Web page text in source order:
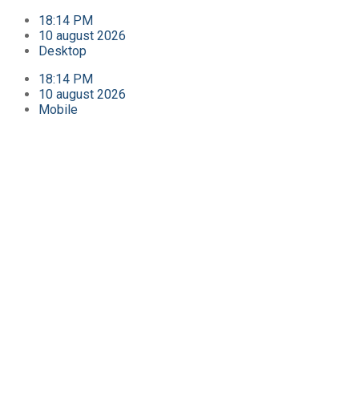
18:14 PM
10 august 2026
Desktop
18:14 PM
10 august 2026
Mobile